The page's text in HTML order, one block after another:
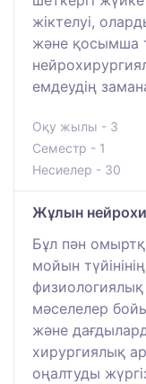
жіктелуі,
және қосымша
емдеудің
Оқу жылы - 3
Семестр - 1
Несиелер - 30
Жұлын
Бұл пән
мойын
физиологиялық
мәселелер
және
хирургиялық
оңалтуды